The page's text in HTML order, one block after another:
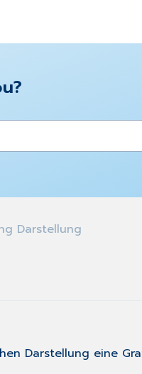
Darstellung
Darstellung eine